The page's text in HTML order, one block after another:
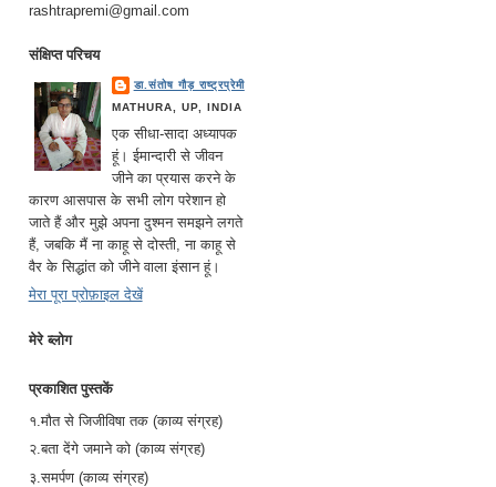
rashtrapremi@gmail.com
संक्षिप्त परिचय
डा.संतोष गौड़ राष्ट्रप्रेमी
MATHURA, UP, INDIA
एक सीधा-सादा अध्यापक
हूं। ईमान्दारी से जीवन
जीने का प्रयास करने के
कारण आसपास के सभी लोग परेशान हो
जाते हैं और मुझे अपना दुश्मन समझने लगते
हैं, जबकि मैं ना काहू से दोस्ती, ना काहू से
वैर के सिद्धांत को जीने वाला इंसान हूं।
मेरा पूरा प्रोफ़ाइल देखें
मेरे ब्लोग
प्रकाशित पुस्तकें
१.मौत से जिजीविषा तक (काव्य संग्रह)
२.बता देंगे जमाने को (काव्य संग्रह)
३.समर्पण (काव्य संग्रह)